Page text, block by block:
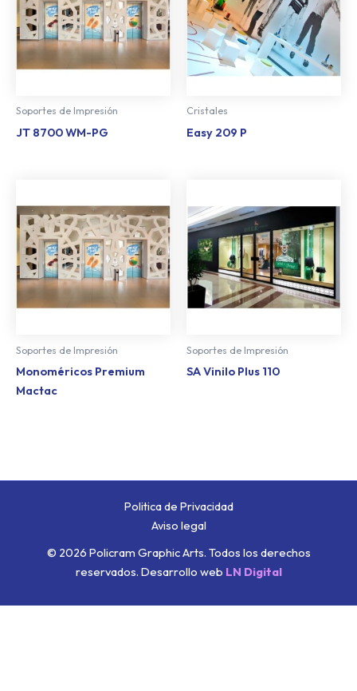
Soportes de Impresión
JT 8700 WM-PG
Cristales
Easy 209 P
Soportes de Impresión
Monoméricos Premium
Mactac
Soportes de Impresión
SA Vinilo Plus 110
Politica de Privacidad
Aviso legal
© 2026 Policram Graphic Arts. Todos los derechos
reservados. Desarrollo web LN Digital